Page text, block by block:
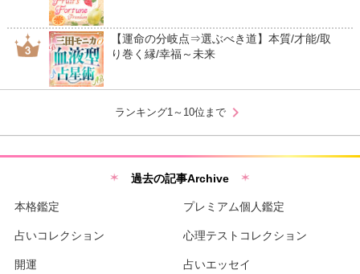
【運命の分岐点⇒選ぶべき道】本質/才能/取
り巻く縁/幸福～未来
ランキング1～10位まで chevron_right
過去の記事Archive
本格鑑定 プレミアム個人鑑定
占いコレクション 心理テストコレクション
開運 占いエッセイ